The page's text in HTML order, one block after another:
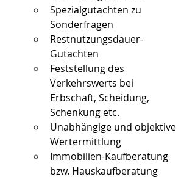
Spezialgutachten zu
Sonderfragen
Restnutzungsdauer-
Gutachten
Feststellung des
Verkehrswerts bei
Erbschaft, Scheidung,
Schenkung etc.
Unabhängige und objektive
Wertermittlung
Immobilien-Kaufberatung
bzw. Hauskaufberatung